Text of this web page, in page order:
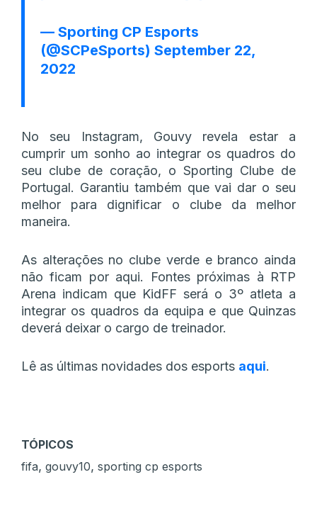
— Sporting CP Esports
(@SCPeSports) September 22,
2022
No seu Instagram, Gouvy revela estar a
cumprir um sonho ao integrar os quadros do
seu clube de coração, o Sporting Clube de
Portugal. Garantiu também que vai dar o seu
melhor para dignificar o clube da melhor
maneira.
As alterações no clube verde e branco ainda
não ficam por aqui. Fontes próximas à RTP
Arena indicam que KidFF será o 3º atleta a
integrar os quadros da equipa e que Quinzas
deverá deixar o cargo de treinador.
Lê as últimas novidades dos esports aqui.
TÓPICOS
fifa, gouvy10, sporting cp esports